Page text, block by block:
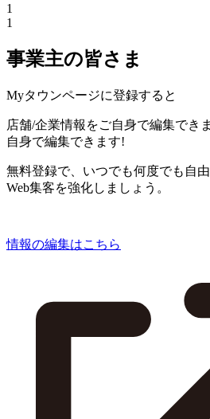
1
1
事業主の皆さま
Myタウンページに登録すると
店舗/企業情報をご自身で編集でき
自身で編集できます!
無料登録で、いつでも何度でも自
Web集客を強化しましょう。
情報の編集はこちら